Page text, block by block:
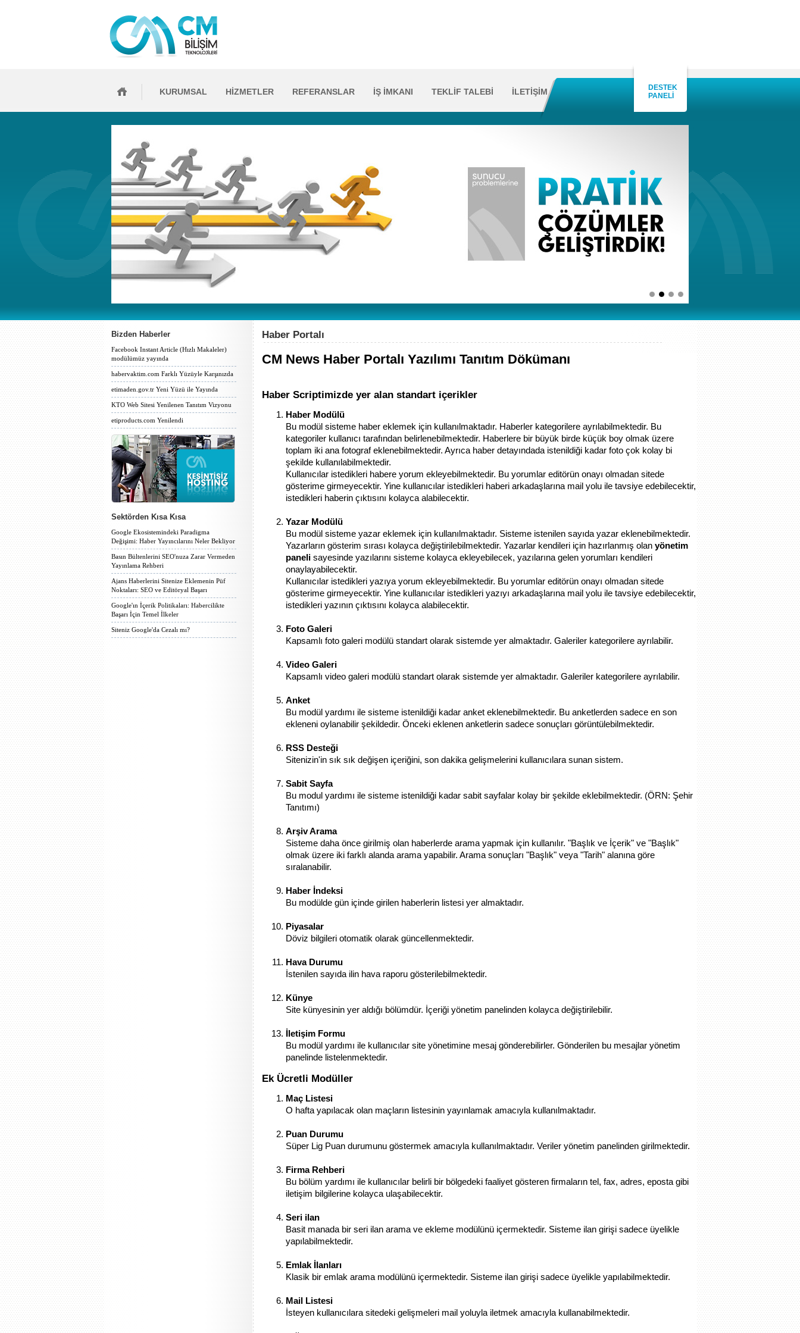
DESTEK
PANELİ
KURUMSAL HİZMETLER REFERANSLAR İŞ İMKANI TEKLİF TALEBİ İLETİŞİM
Bizden Haberler
Facebook Instant Article (Hızlı Makaleler)
modülümüz yayında
habervaktim.com Farklı Yüzüyle Karşınızda
etimaden.gov.tr Yeni Yüzü ile Yayında
KTO Web Sitesi Yenilenen Tanıtım Vizyonu
etiproducts.com Yenilendi
Sektörden Kısa Kısa
Google Ekosistemindeki Paradigma
Değişimi: Haber Yayıncılarını Neler Bekliyor
Basın Bültenlerini SEO'nuza Zarar Vermeden
Yayınlama Rehberi
Ajans Haberlerini Sitenize Eklemenin Püf
Noktaları: SEO ve Editöryal Başarı
Google'ın İçerik Politikaları: Habercilikte
Başarı İçin Temel İlkeler
Siteniz Google'da Cezalı mı?
Haber Portalı
CM News Haber Portalı Yazılımı Tanıtım Dökümanı
Haber Scriptimizde yer alan standart içerikler
Haber Modülü
Bu modül sisteme haber eklemek için kullanılmaktadır. Haberler kategorilere ayrılabilmektedir. Bu
kategoriler kullanıcı tarafından belirlenebilmektedir. Haberlere bir büyük birde küçük boy olmak üzere
toplam iki ana fotograf eklenebilmektedir. Ayrıca haber detayındada istenildiği kadar foto çok kolay bi
şekilde kullanılabilmektedir.
Kullanıcılar istedikleri habere yorum ekleyebilmektedir. Bu yorumlar editörün onayı olmadan sitede
gösterime girmeyecektir. Yine kullanıcılar istedikleri haberi arkadaşlarına mail yolu ile tavsiye edebilecektir,
istedikleri haberin çıktısını kolayca alabilecektir.
Yazar Modülü
Bu modül sisteme yazar eklemek için kullanılmaktadır. Sisteme istenilen sayıda yazar eklenebilmektedir.
Yazarların gösterim sırası kolayca değiştirilebilmektedir. Yazarlar kendileri için hazırlanmış olan yönetim
paneli sayesinde yazılarını sisteme kolayca ekleyebilecek, yazılarına gelen yorumları kendileri
onaylayabilecektir.
Kullanıcılar istedikleri yazıya yorum ekleyebilmektedir. Bu yorumlar editörün onayı olmadan sitede
gösterime girmeyecektir. Yine kullanıcılar istedikleri yazıyı arkadaşlarına mail yolu ile tavsiye edebilecektir,
istedikleri yazının çıktısını kolayca alabilecektir.
Foto Galeri
Kapsamlı foto galeri modülü standart olarak sistemde yer almaktadır. Galeriler kategorilere ayrılabilir.
Video Galeri
Kapsamlı video galeri modülü standart olarak sistemde yer almaktadır. Galeriler kategorilere ayrılabilir.
Anket
Bu modül yardımı ile sisteme istenildiği kadar anket eklenebilmektedir. Bu anketlerden sadece en son
ekleneni oylanabilir şekildedir. Önceki eklenen anketlerin sadece sonuçları görüntülebilmektedir.
RSS Desteği
Sitenizin'in sık sık değişen içeriğini, son dakika gelişmelerini kullanıcılara sunan sistem.
Sabit Sayfa
Bu modul yardımı ile sisteme istenildiği kadar sabit sayfalar kolay bir şekilde eklebilmektedir. (ÖRN: Şehir
Tanıtımı)
Arşiv Arama
Sisteme daha önce girilmiş olan haberlerde arama yapmak için kullanılır. "Başlık ve İçerik" ve "Başlık"
olmak üzere iki farklı alanda arama yapabilir. Arama sonuçları "Başlık" veya "Tarih" alanına göre
sıralanabilir.
Haber İndeksi
Bu modülde gün içinde girilen haberlerin listesi yer almaktadır.
Piyasalar
Döviz bilgileri otomatik olarak güncellenmektedir.
Hava Durumu
İstenilen sayıda ilin hava raporu gösterilebilmektedir.
Künye
Site künyesinin yer aldığı bölümdür. İçeriği yönetim panelinden kolayca değiştirilebilir.
İletişim Formu
Bu modül yardımı ile kullanıcılar site yönetimine mesaj gönderebilirler. Gönderilen bu mesajlar yönetim
panelinde listelenmektedir.
Ek Ücretli Modüller
Maç Listesi
O hafta yapılacak olan maçların listesinin yayınlamak amacıyla kullanılmaktadır.
Puan Durumu
Süper Lig Puan durumunu göstermek amacıyla kullanılmaktadır. Veriler yönetim panelinden girilmektedir.
Firma Rehberi
Bu bölüm yardımı ile kullanıcılar belirli bir bölgedeki faaliyet gösteren firmaların tel, fax, adres, eposta gibi
iletişim bilgilerine kolayca ulaşabilecektir.
Seri ilan
Basit manada bir seri ilan arama ve ekleme modülünü içermektedir. Sisteme ilan girişi sadece üyelikle
yapılabilmektedir.
Emlak İlanları
Klasik bir emlak arama modülünü içermektedir. Sisteme ilan girişi sadece üyelikle yapılabilmektedir.
Mail Listesi
İsteyen kullanıcılara sitedeki gelişmeleri mail yoluyla iletmek amacıyla kullanabilmektedir.